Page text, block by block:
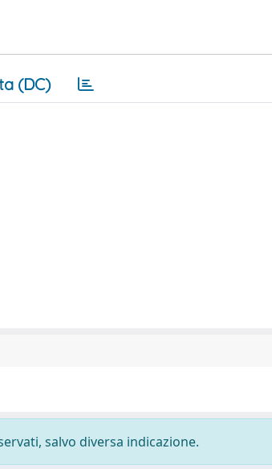
(DC)
salvo diversa indicazione.